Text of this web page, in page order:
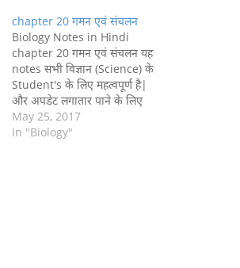
लिए Email subscribe करे
| आप इस पीडीऍफ़ (PDF ) को
Download भी…
chapter 20 गमन एवं संचलन
Biology Notes in Hindi
chapter 20 गमन एवं संचलन यह
notes सभी विज्ञान (Science) के
Student's के लिए महत्वपूर्ण है|
और अपडेट लगातार पाने के लिए
हमारे फेसबुक पेज को लाइक करे
Click Now और ईमेल पर पाने के
May 25, 2017
In "Biology"